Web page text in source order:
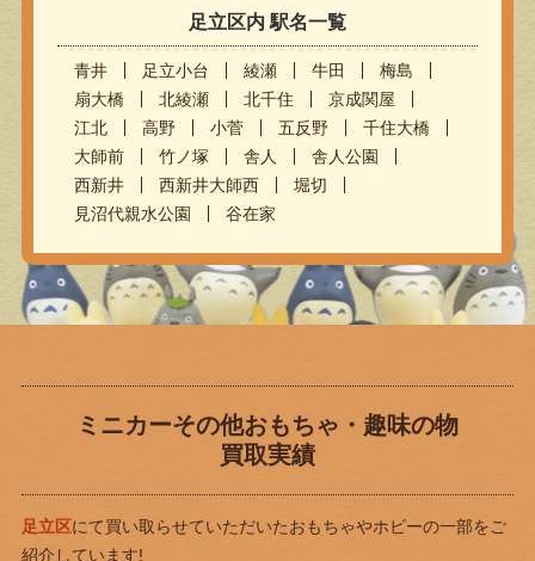
足立区内 駅名一覧
青井 足立小台 綾瀬 牛田
梅島
扇大橋
北綾瀬 北千住
京成関屋
江北
高野 小菅 五反野
千住大橋
大師前
竹ノ塚 舎人
舎人公園
西新井
西新井大師西
堀切
見沼代親水公園
谷在家
ミニカーその他おもちゃ・趣味の物
買取実績
足立区にて買い取らせていただいたおもちゃやホビーの一部をご
紹介しています!